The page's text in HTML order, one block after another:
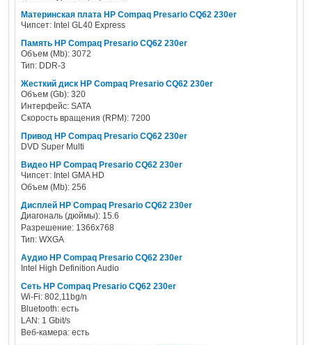
Материнская плата HP Compaq Presario CQ62 230er
Чипсет: Intel GL40 Express
Память HP Compaq Presario CQ62 230er
Объем (Mb): 3072
Тип: DDR-3
Жесткий диск HP Compaq Presario CQ62 230er
Объем (Gb): 320
Интерфейс: SATA
Скорость вращения (RPM): 7200
Привод HP Compaq Presario CQ62 230er
DVD Super Multi
Видео HP Compaq Presario CQ62 230er
Чипсет: Intel GMA HD
Объем (Mb): 256
Дисплей HP Compaq Presario CQ62 230er
Диагональ (дюймы): 15.6
Разрешение: 1366x768
Тип: WXGA
Аудио HP Compaq Presario CQ62 230er
Intel High Definition Audio
Сеть HP Compaq Presario CQ62 230er
Wi-Fi: 802,11bg/n
Bluetooth: есть
LAN: 1 Gbit/s
Веб-камера: есть